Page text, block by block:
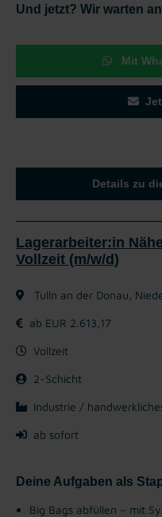
Und jetzt? Wir warten
Mit
Details zu
Lagerarbeiter:in
Vollzeit (m/w/d)
Tulln an der Donau,
ab EUR 2.613,17
Vollzeit
2-Schicht
Industrie /
ab sofort
Deine Aufgaben als
Big Bags abfüllen – mit